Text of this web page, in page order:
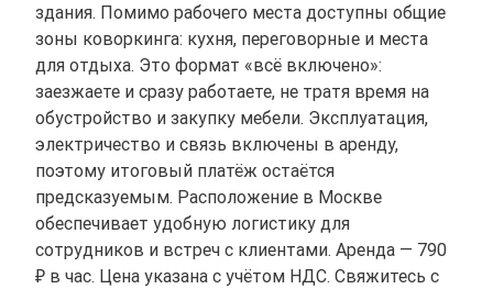
здания. Помимо рабочего места доступны общие
зоны коворкинга: кухня, переговорные и места
для отдыха. Это формат «всё включено»:
заезжаете и сразу работаете, не тратя время на
обустройство и закупку мебели. Эксплуатация,
электричество и связь включены в аренду,
поэтому итоговый платёж остаётся
предсказуемым. Расположение в Москве
обеспечивает удобную логистику для
сотрудников и встреч с клиентами. Аренда — 790
₽ в час. Цена указана с учётом НДС. Свяжитесь с